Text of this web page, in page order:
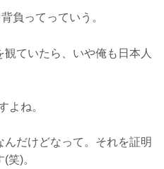
負ってっていう。
ていたら、いや俺も日本人
よね。
だけどなって。それを証明
笑)。